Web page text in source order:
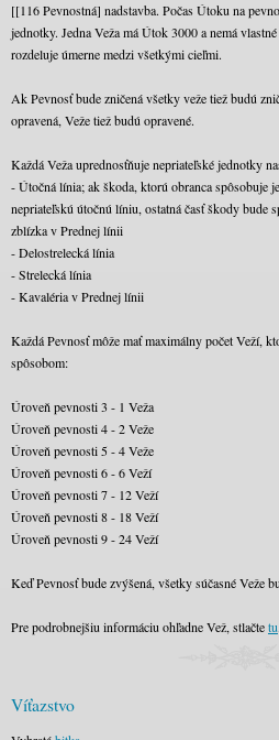
[[116 Pevnostná] nadstavba. Počas Útoku na
jednotky. Jedna Veža má Útok 3000 a nemá
rozdeluje úmerne medzi všetkými cieľmi.
Ak Pevnosť bude zničená všetky veže tiež budú
opravená, Veže tiež budú opravené.
Každá Veža uprednosťňuje nepriateľské jednotky
- Útočná línia; ak škoda, ktorú obranca spôsobuje
nepriateľskú útočnú líniu, ostatná časť škody bude
zblízka v Prednej línii
- Delostrelecká línia
- Strelecká línia
- Kavaléria v Prednej línii
Každá Pevnosť môže mať maximálny počet Veží,
spôsobom:
Úroveň pevnosti 3 - 1 Veža
Úroveň pevnosti 4 - 2 Veže
Úroveň pevnosti 5 - 4 Veže
Úroveň pevnosti 6 - 6 Veží
Úroveň pevnosti 7 - 12 Veží
Úroveň pevnosti 8 - 18 Veží
Úroveň pevnosti 9 - 24 Veží
Keď Pevnosť bude zvýšená, všetky súčasné Veže
Pre podrobnejšiu informáciu ohľadne Vež, stlačtetu
Víťazstvo